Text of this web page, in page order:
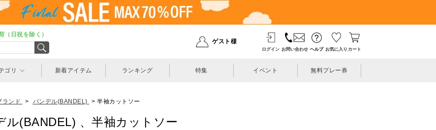
（日祝を除く）
ゲスト様
ログイン お問い合わせ ヘルプ お気に入り カート
ゴリ 新着アイテム ランキング 特集 イベント 無料プレー券
ランド > バンデル(BANDEL) > 半袖カットソー
ル(BANDEL) 、半袖カットソー